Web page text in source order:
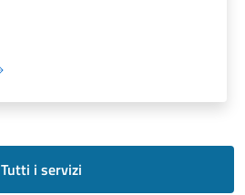
Tutti i servizi